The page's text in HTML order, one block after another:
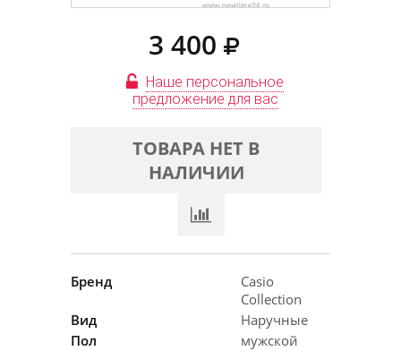
3 400
Наше персональное
предложение для вас
ТОВАРА НЕТ В
НАЛИЧИИ
Бренд
Casio
Collection
Вид
Наручные
Пол
мужской